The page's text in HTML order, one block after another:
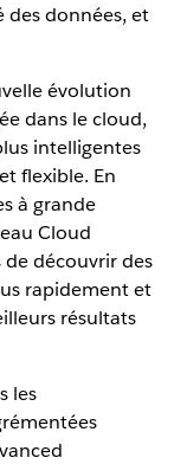
des données, et
évolution
dans le cloud,
intelligentes
flexible. En
à grande
Cloud
découvrir des
rapidement et
résultats
les